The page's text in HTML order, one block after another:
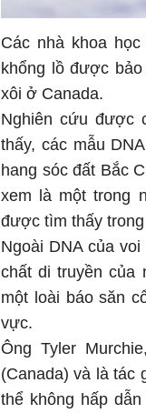
Các nhà khoa
khổng lồ được
xôi ở Canada.
Nghiên cứu được
thấy, các mẫu
hang sóc đất Bắc
xem là một trong
được tìm thấy
Ngoài DNA của
chất di truyền của
một loài báo săn
vực.
Ông Tyler
(Canada) và là tác
thể không hấp